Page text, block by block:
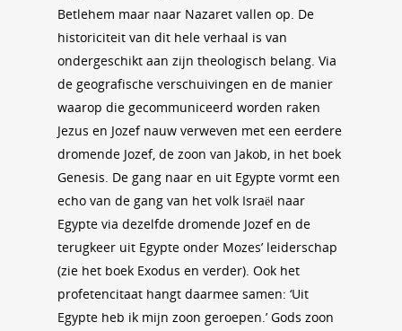
Betlehem maar naar Nazaret vallen op. De
historiciteit van dit hele verhaal is van
ondergeschikt aan zijn theologisch belang. Via
de geografische verschuivingen en de manier
waarop die gecommuniceerd worden raken
Jezus en Jozef nauw verweven met een eerdere
dromende Jozef, de zoon van Jakob, in het boek
Genesis. De gang naar en uit Egypte vormt een
echo van de gang van het volk Israël naar
Egypte via dezelfde dromende Jozef en de
terugkeer uit Egypte onder Mozes’ leiderschap
(zie het boek Exodus en verder). Ook het
profetencitaat hangt daarmee samen: ‘Uit
Egypte heb ik mijn zoon geroepen.’ Gods zoon